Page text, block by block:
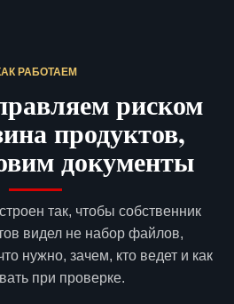
РАБОТАЕМ
риском
продуктов,
документы
так, чтобы собственник
видел не набор файлов,
нужно, зачем, кто ведет и как
при проверке.